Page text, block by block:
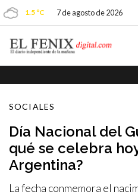
1.5 ºC 7 de agosto de 2026
SOCIALES
Día Nacional del
qué se celebra
Argentina?
La fecha conmemora el